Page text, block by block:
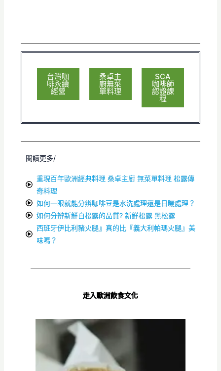
台灣咖
啡永續
經營
桑卓主
廚無菜
單料理
SCA
咖啡師
認證課
程
閱讀更多/
重現百年歐洲經典料理 桑卓主廚 無菜單料理 松露傳
奇料理
如何一眼就能分辨咖啡豆是水洗處理還是日曬處理？
如何分辨新鮮白松露的品質? 新鮮松露 黑松露
西班牙伊比利豬火腿』真的比『義大利帕瑪火腿』美
味嗎？
走入歐洲飲食文化